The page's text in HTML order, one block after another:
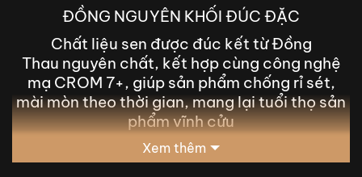
ĐỒNG NGUYÊN KHỐI ĐÚC ĐẶC
Chất liệu sen được đúc kết từ Đồng
Thau nguyên chất, kết hợp cùng công nghệ
mạ CROM 7+, giúp sản phẩm chống rỉ sét,
mài mòn theo thời gian, mang lại tuổi thọ sản
phẩm vĩnh cửu
Xem thêm